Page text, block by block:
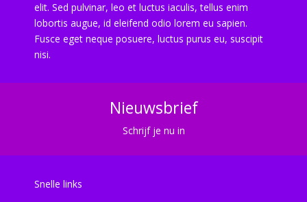
elit. Sed pulvinar, leo et luctus iaculis, tellus enim
lobortis augue, id eleifend odio lorem eu sapien.
Fusce eget neque posuere, luctus purus eu, suscipit
nisi.
Nieuwsbrief
Schrijf je nu in
Snelle links